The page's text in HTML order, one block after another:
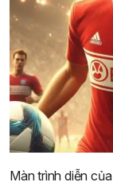
Màn trình diễn của